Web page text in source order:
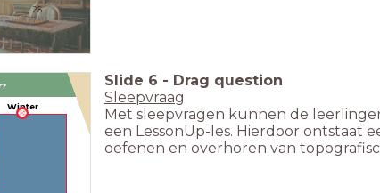
25
Winter
Slide 6 - Drag question
Sleepvraag
Met sleepvragen kunnen de
een LessonUp-les. Hierdoor ontstaat
oefenen en overhoren van